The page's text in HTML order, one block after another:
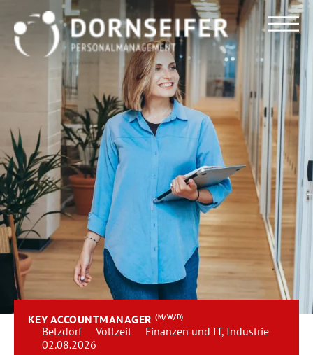
KEY ACCOUNTMANAGER(M/W/D)
Betzdorf Vollzeit
Finanzen und IT, Industrie
02.08.2026
Für Arbeitnehmer
Für Unternehmen
Dornseifer DNA
Referenzen
Stellenmarkt
Team